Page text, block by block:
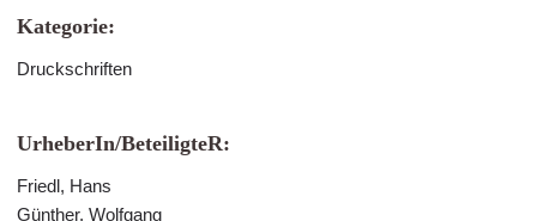
Kategorie:
Druckschriften
UrheberIn/BeteiligteR:
Friedl, Hans
Günther, Wolfgang